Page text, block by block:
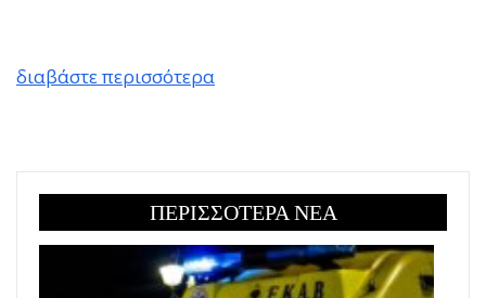
διαβάστε περισσότερα
ΠΕΡΙΣΣΟΤΕΡΑ ΝΕΑ